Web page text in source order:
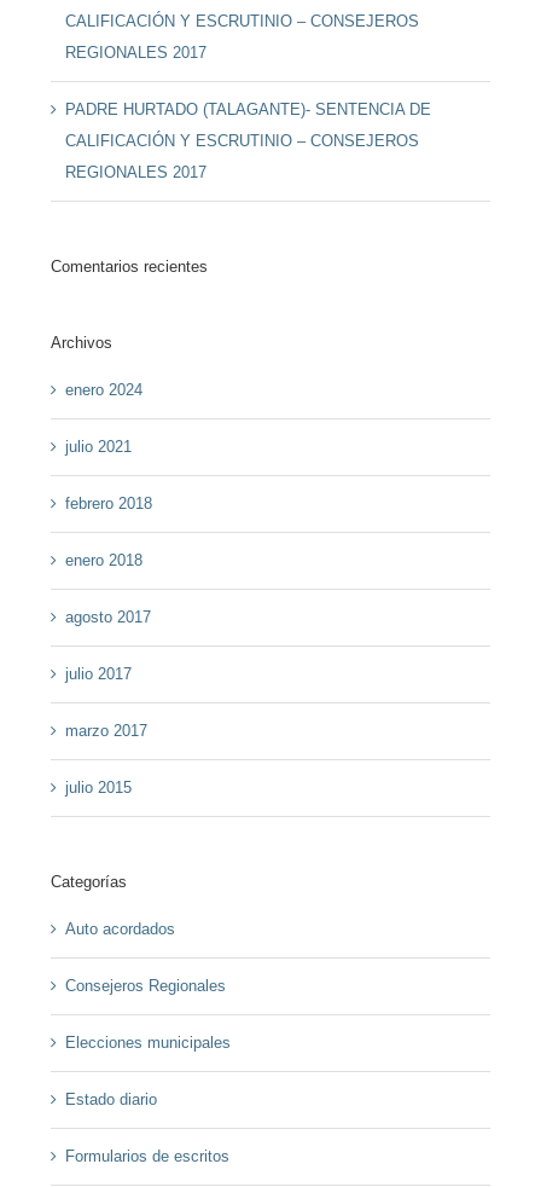
CALIFICACIÓN Y ESCRUTINIO – CONSEJEROS
REGIONALES 2017
PADRE HURTADO (TALAGANTE)- SENTENCIA DE
CALIFICACIÓN Y ESCRUTINIO – CONSEJEROS
REGIONALES 2017
Comentarios recientes
Archivos
enero 2024
julio 2021
febrero 2018
enero 2018
agosto 2017
julio 2017
marzo 2017
julio 2015
Categorías
Auto acordados
Consejeros Regionales
Elecciones municipales
Estado diario
Formularios de escritos